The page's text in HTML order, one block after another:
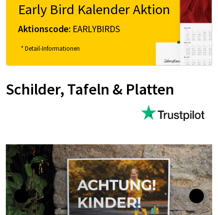
Early Bird Kalender Aktion
Aktionscode: EARLYBIRDS
* Detail-Informationen
Schilder, Tafeln & Platten